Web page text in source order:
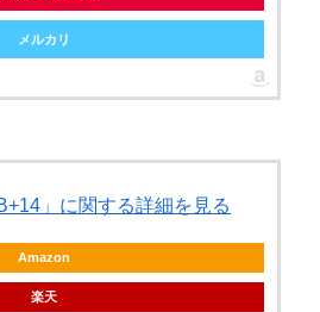
メルカリ
」に関する詳細を見る
Amazon
楽天